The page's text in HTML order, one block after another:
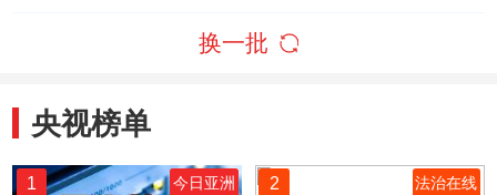
换一批
央视榜单
1 今日亚洲 2 法治在线